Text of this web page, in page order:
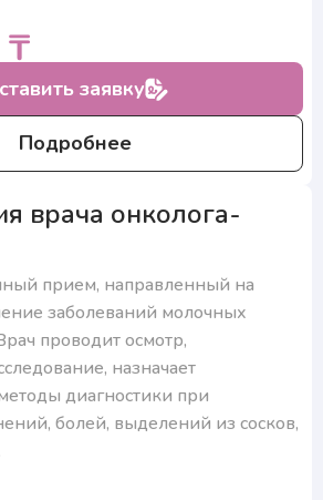
заявку
Подробнее
₸
врача онколога-
прием, направленный на
заболеваний молочных
проводит осмотр,
назначает
диагностики при
болей, выделений из сосков,